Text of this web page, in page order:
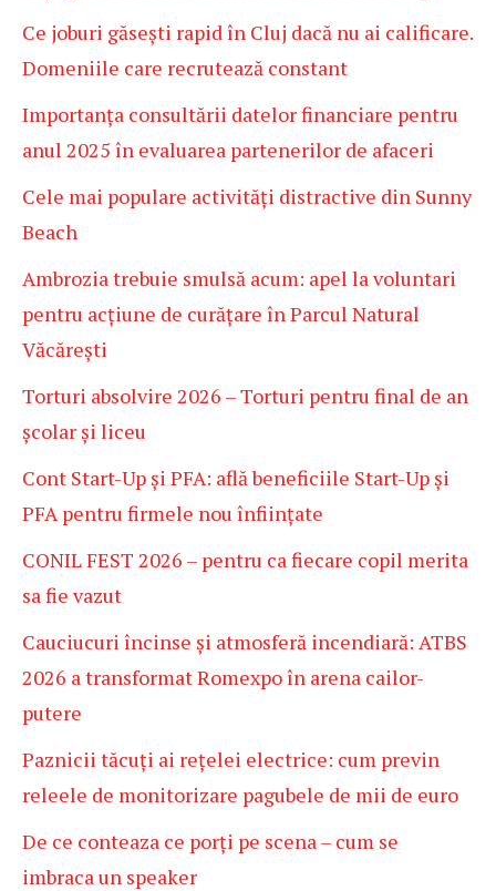
Ce joburi găsești rapid în Cluj dacă nu ai calificare.
Domeniile care recrutează constant
Importanța consultării datelor financiare pentru
anul 2025 în evaluarea partenerilor de afaceri
Cele mai populare activități distractive din Sunny
Beach
Ambrozia trebuie smulsă acum: apel la voluntari
pentru acțiune de curățare în Parcul Natural
Văcărești
Torturi absolvire 2026 – Torturi pentru final de an
școlar și liceu
Cont Start-Up și PFA: află beneficiile Start-Up și
PFA pentru firmele nou înființate
CONIL FEST 2026 – pentru ca fiecare copil merita
sa fie vazut
Cauciucuri încinse și atmosferă incendiară: ATBS
2026 a transformat Romexpo în arena cailor-
putere
Paznicii tăcuți ai rețelei electrice: cum previn
releele de monitorizare pagubele de mii de euro
De ce conteaza ce porți pe scena – cum se
imbraca un speaker